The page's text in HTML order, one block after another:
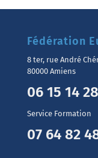
Fédération
8 ter, rue André
80000 Amiens
06 15 14
Service Formation
07 64 82